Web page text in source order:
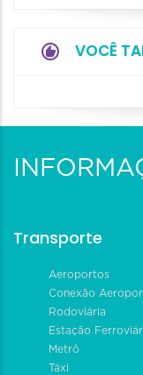
VOCÊ
Transporte
Aeroportos
Conexão
Rodoviária
Estação
Metrô
Táxi